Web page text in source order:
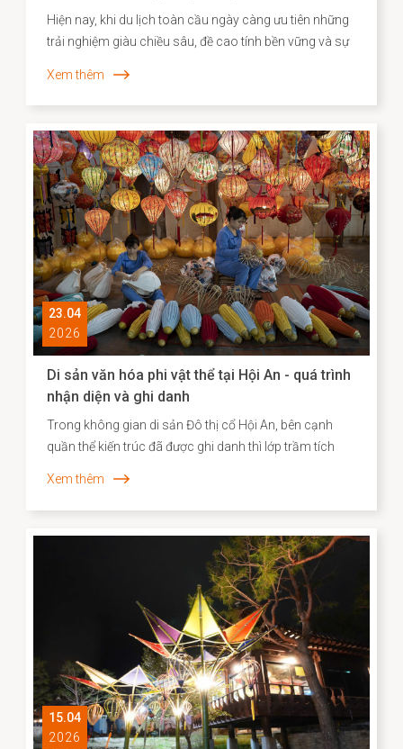
Hiện nay, khi du lịch toàn cầu ngày càng ưu tiên những
trải nghiệm giàu chiều sâu, đề cao tính bền vững và sự
châu Á. Việc Hội An vươn lên vị trí dẫn đầu không chỉ
phản ánh sức hút đặc biệt của một đô thị di sản, mà
còn cho thấy hiệu quả của định hướng bảo tồn gắn liền
với phát huy giá trị văn hóa theo hướng sáng tạo và bền
vững.
Xem thêm
23.04
2026
Di sản văn hóa phi vật thể tại Hội An - quá trình
nhận diện và ghi danh
Trong không gian di sản Đô thị cổ Hội An, bên cạnh
quần thể kiến trúc đã được ghi danh thì lớp trầm tích
và năng lực sáng tạo của cộng đồng cư dân địa
phương. Những năm gần đây, công tác kiểm kê, nhận
diện và xây dựng hồ sơ khoa học đối với các Di sản văn
hóa phi vật thể đã được triển khai một cách hệ thống,
góp phần định hình cơ sở dữ liệu quan trọng cho chiến
lược bảo tồn và phát huy giá trị di sản trong bối cảnh
Xem thêm
15.04
2026